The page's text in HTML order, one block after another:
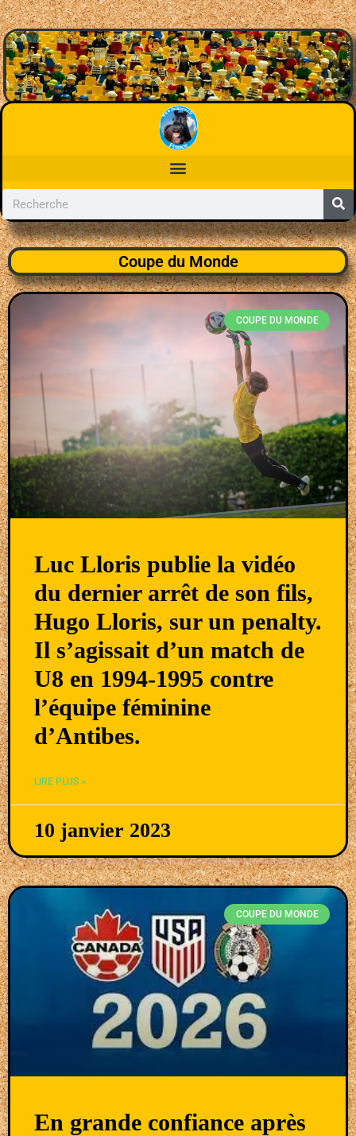
Coupe du Monde
COUPE DU MONDE
Luc Lloris publie la vidéo
du dernier arrêt de son fils,
Hugo Lloris, sur un penalty.
Il s’agissait d’un match de
U8 en 1994-1995 contre
l’équipe féminine
d’Antibes.
LIRE PLUS »
10 janvier 2023
COUPE DU MONDE
En grande confiance après